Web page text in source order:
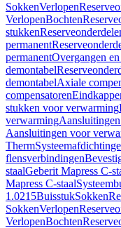
SokkenVerlopen
VerlopenBochten
stukken
permanent
permanentOvergangen
demontabel
demontabelAxiale
compensatoren
stukken voor verwarming
verwarming
Aansluitingen voor
Therm
flensverbindingen
staalGeberit Mapress C-
Mapress C-staal
1.0215BuisstukSokken
SokkenVerlopen
VerlopenBochten